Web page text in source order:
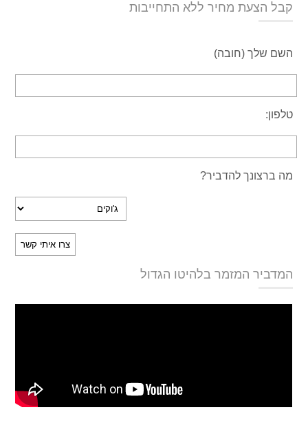
קבל הצעת מחיר ללא התחייבות
השם שלך (חובה)
טלפון:
מה ברצונך להדביר?
המדביר המזמר בלהיטו הגדול